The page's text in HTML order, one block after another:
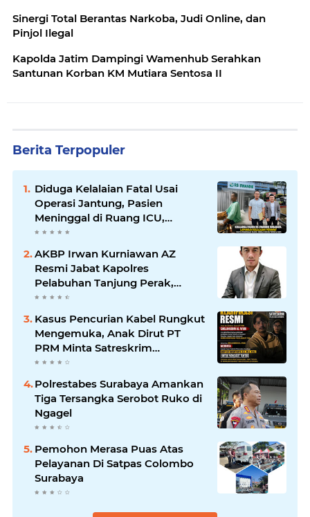
Sinergi Total Berantas Narkoba, Judi Online, dan
Pinjol Ilegal
Kapolda Jatim Dampingi Wamenhub Serahkan
Santunan Korban KM Mutiara Sentosa II
Berita Terpopuler
Diduga Kelalaian Fatal Usai
Operasi Jantung, Pasien
Meninggal di Ruang ICU,
Keluarga Tuntut RSUD dr.
Jawab
AKBP Irwan Kurniawan AZ
Resmi Jabat Kapolres
Pelabuhan Tanjung Perak,
Pimpinan Redaksi
Sampaikan Ucapan Selamat
Kasus Pencurian Kabel Rungkut
Mengemuka, Anak Dirut PT
PRM Minta Satreskrim
Polrestabes Surabaya Usut
Polrestabes Surabaya Amankan
Tiga Tersangka Serobot Ruko di
Ngagel
Pemohon Merasa Puas Atas
Pelayanan Di Satpas Colombo
Surabaya